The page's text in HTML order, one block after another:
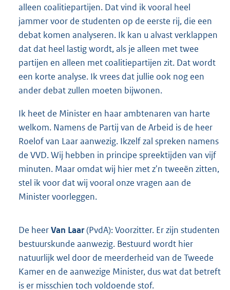
alleen coalitiepartijen. Dat vind ik vooral heel
jammer voor de studenten op de eerste rij, die een
debat komen analyseren. Ik kan u alvast verklappen
dat dat heel lastig wordt, als je alleen met twee
partijen en alleen met coalitiepartijen zit. Dat wordt
een korte analyse. Ik vrees dat jullie ook nog een
ander debat zullen moeten bijwonen.
Ik heet de Minister en haar ambtenaren van harte
welkom. Namens de Partij van de Arbeid is de heer
Roelof van Laar aanwezig. Ikzelf zal spreken namens
de VVD. Wij hebben in principe spreektijden van vijf
minuten. Maar omdat wij hier met z'n tweeën zitten,
stel ik voor dat wij vooral onze vragen aan de
Minister voorleggen.
De heerVan Laar(PvdA): Voorzitter. Er zijn studenten
bestuurskunde aanwezig. Bestuurd wordt hier
natuurlijk wel door de meerderheid van de Tweede
Kamer en de aanwezige Minister, dus wat dat betreft
is er misschien toch voldoende stof.